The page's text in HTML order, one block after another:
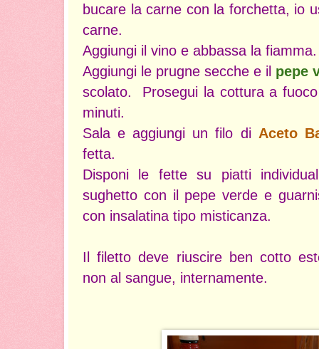
bucare la carne con la forchetta, io
carne.
Aggiungi il vino e abbassa la
Aggiungi le prugne secche e il pepe
scolato. Prosegui la cottura a
minuti.
Sala e aggiungi un filo diAceto
fetta.
Disponi le fette su piatti
sughetto con il pepe verde e
con insalatina tipo misticanza.
Il filetto deve riuscire ben cotto
non al sangue, internamente.